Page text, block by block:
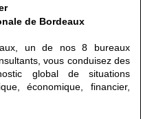
de Bordeaux
un de nos 8 bureaux
vous conduisez des
global de situations
économique, financier,